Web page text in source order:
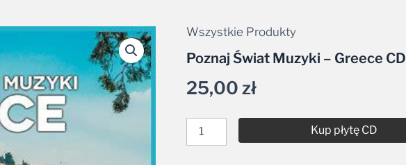
Wszystkie Produkty
Poznaj Świat Muzyki – Greece CD
25,00zł
ilość
Świat
-
CD
Kup płytę CD